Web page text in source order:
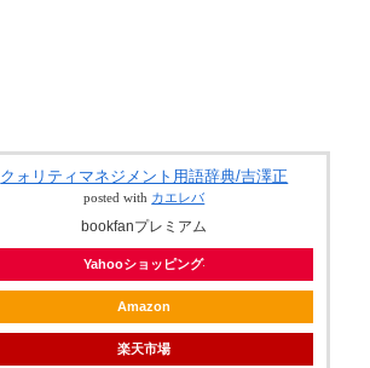
クォリティマネジメント用語辞典/吉澤正
posted with カエレバ
bookfanプレミアム
Yahooショッピング
Amazon
楽天市場